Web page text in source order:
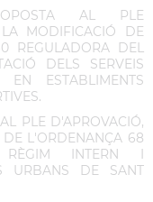
AL PLE
MODIFICACIÓ DE
REGULADORA DEL
DELS SERVEIS
EN ESTABLIMENTS
PLE D'APROVACIÓ,
L'ORDENANÇA 68
RÈGIM INTERN I
URBANS DE SANT